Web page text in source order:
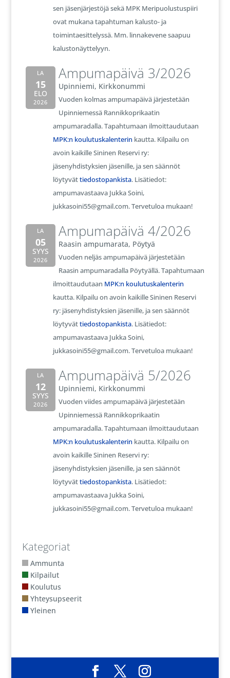
sen jäsenjärjestöjä sekä MPK Meripuolustuspiiri
ovat mukana tapahtuman kalusto- ja
toimintaesittelyssä. Mm. linnakevene saapuu
kalustonäyttelyyn.
LA
15
ELO
2026
Ampumapäivä 3/2026
Upinniemi, Kirkkonummi
Vuoden kolmas ampumapäivä järjestetään
Upinniemessä Rannikkoprikaatin
ampumaradalla. Tapahtumaan ilmoittaudutaan
MPK:n koulutuskalenterin kautta. Kilpailu on
avoin kaikille Sininen Reservi ry:
jäsenyhdistyksien jäsenille, ja sen säännöt
löytyvättiedostopankista. Lisätiedot:
ampumavastaava Jukka Soini,
jukkasoini55@gmail.com. Tervetuloa mukaan!
LA
05
SYYS
2026
Ampumapäivä 4/2026
Raasin ampumarata, Pöytyä
Vuoden neljäs ampumapäivä järjestetään
Raasin ampumaradalla Pöytyällä. Tapahtumaan
ilmoittaudutaan MPK:n koulutuskalenterin
kautta. Kilpailu on avoin kaikille Sininen Reservi
ry: jäsenyhdistyksien jäsenille, ja sen säännöt
löytyvättiedostopankista. Lisätiedot:
ampumavastaava Jukka Soini,
jukkasoini55@gmail.com. Tervetuloa mukaan!
LA
12
SYYS
2026
Ampumapäivä 5/2026
Upinniemi, Kirkkonummi
Vuoden viides ampumapäivä järjestetään
Upinniemessä Rannikkoprikaatin
ampumaradalla. Tapahtumaan ilmoittaudutaan
MPK:n koulutuskalenterin kautta. Kilpailu on
avoin kaikille Sininen Reservi ry:
jäsenyhdistyksien jäsenille, ja sen säännöt
löytyvättiedostopankista. Lisätiedot:
ampumavastaava Jukka Soini,
jukkasoini55@gmail.com. Tervetuloa mukaan!
Kategoriat
Ammunta
Kilpailut
Koulutus
Yhteysupseerit
Yleinen